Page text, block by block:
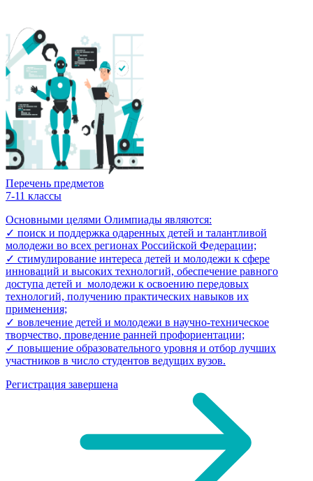
Перечень предметов
7-11 классы
Основными целями Олимпиады являются:
✓ поиск и поддержка одаренных детей и талантливой
молодежи во всех регионах Российской Федерации;
✓ стимулирование интереса детей и молодежи к сфере
инноваций и высоких технологий, обеспечение равного
доступа детей и молодежи к освоению передовых
технологий, получению практических навыков их
применения;
✓ вовлечение детей и молодежи в научно-техническое
творчество, проведение ранней профориентации;
✓ повышение образовательного уровня и отбор лучших
участников в число студентов ведущих вузов.
Регистрация завершена